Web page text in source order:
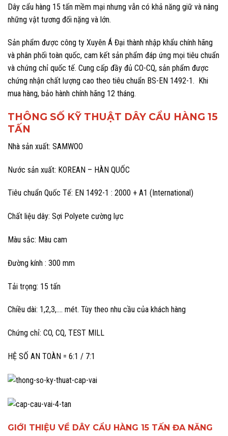
Dây cẩu hàng 15 tấn mềm mại nhưng vẫn có khả năng giữ và nâng
những vật tương đối nặng và lớn.
Sản phẩm được công ty Xuyên Á Đại thành nhập khẩu chính hãng
và phân phối toàn quốc, cam kết sản phẩm đáp ứng mọi tiêu chuẩn
và chứng chỉ quốc tế. Cung cấp đầy đủ CO-CQ, sản phẩm được
chứng nhận chất lượng cao theo tiêu chuẩn BS-EN 1492-1. Khi
mua hàng, bảo hành chính hãng 12 tháng.
THÔNG SỐ KỸ THUẬT DÂY CẨU HÀNG 15
TẤN
Nhà sản xuất: SAMWOO
Nước sản xuất: KOREAN – HÀN QUỐC
Tiêu chuẩn Quốc Tế: EN 1492-1 : 2000 + A1 (International)
Chất liệu dây: Sợi Polyete cường lực
Màu sắc: Màu cam
Đường kính : 300 mm
Tải trọng: 15 tấn
Chiều dài: 1,2,3,…. mét. Tùy theo nhu cầu của khách hàng
Chứng chỉ: CO, CQ, TEST MILL
HỆ SỐ AN TOÀN = 6:1 / 7:1
GIỚI THIỆU VỀ DÂY CẨU HÀNG 15 TẤN ĐA NĂNG